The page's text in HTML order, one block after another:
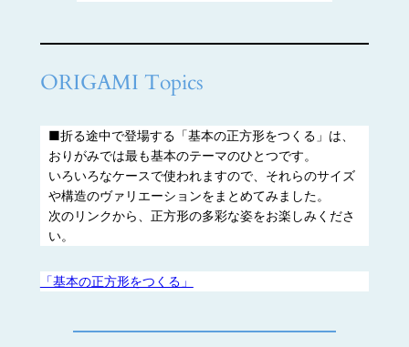
ORIGAMI Topics
■折る途中で登場する「基本の正方形をつくる」は、
おりがみでは最も基本のテーマのひとつです。
いろいろなケースで使われますので、それらのサイズ
や構造のヴァリエーションをまとめてみました。
次のリンクから、正方形の多彩な姿をお楽しみくださ
い。
「基本の正方形をつくる」